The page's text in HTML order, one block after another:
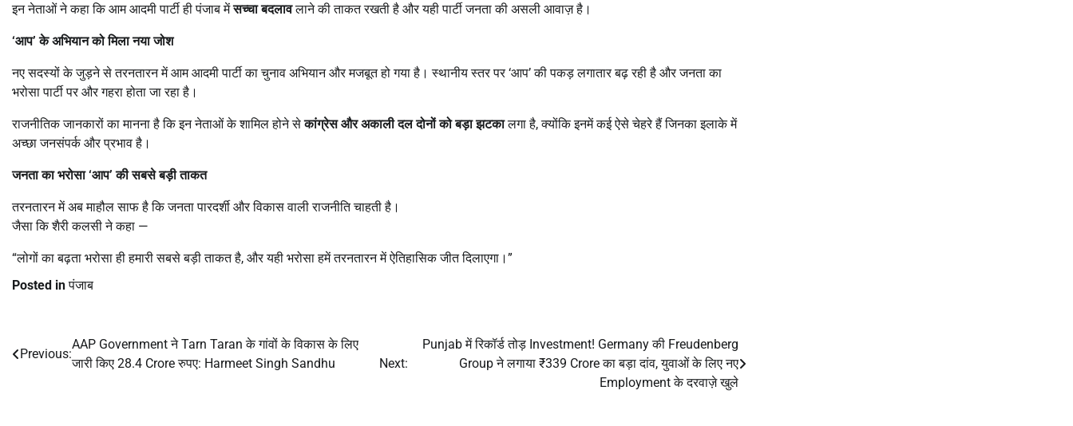
इन नेताओं ने कहा कि आम आदमी पार्टी ही पंजाब मेंसच्चा बदलावलाने की ताकत रखती है और यही पार्टी जनता की असली आवाज़ है।
‘आप’के अभियान को मिला नया जोश
नए सदस्यों के जुड़ने से तरनतारन में आम आदमी पार्टी का चुनाव अभियान और मजबूत हो गया है। स्थानीय स्तर पर ‘आप’ की पकड़ लगातार बढ़ रही है और जनता का
भरोसा पार्टी पर और गहरा होता जा रहा है।
राजनीतिक जानकारों का मानना है कि इन नेताओं के शामिल होने सेकांग्रेस और अकाली दल दोनों को बड़ा झटकालगा है, क्योंकि इनमें कई ऐसे चेहरे हैं जिनका इलाके में
अच्छा जनसंपर्क और प्रभाव है।
जनता का भरोसा‘आप’की सबसे बड़ी ताकत
तरनतारन में अब माहौल साफ है कि जनता पारदर्शी और विकास वाली राजनीति चाहती है।
जैसा कि शैरी कलसी ने कहा —
“लोगों का बढ़ता भरोसा ही हमारी सबसे बड़ी ताकत है, और यही भरोसा हमें तरनतारन में ऐतिहासिक जीत दिलाएगा।”
Posted inपंजाब
Post
Previous:
AAP Government ने Tarn Taran के गांवों के विकास के लिए
जारी किए 28.4 Crore रुपए: Harmeet Singh Sandhu
Next:
Punjab में रिकॉर्ड तोड़ Investment! Germany की Freudenberg
Group ने लगाया ₹339 Crore का बड़ा दांव, युवाओं के लिए नए
Employment के दरवाज़े खुले